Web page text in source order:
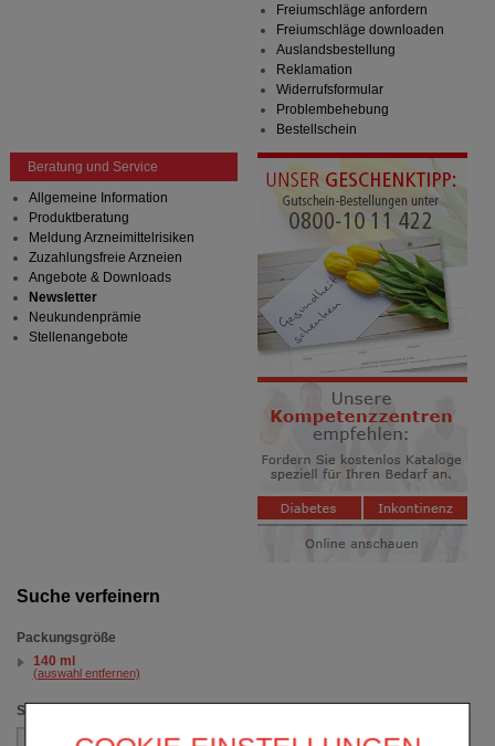
Suche verfeinern
Packungsgröße
140 ml
(auswahl entfernen)
Sortieren nach
Freiumschläge anfordern
Freiumschläge downloaden
Auslandsbestellung
Reklamation
Widerrufsformular
Problembehebung
Bestellschein
Beratung und Service
Allgemeine Information
Produktberatung
Meldung Arzneimittelrisiken
Zuzahlungsfreie Arzneien
Angebote & Downloads
Newsletter
Neukundenprämie
Stellenangebote